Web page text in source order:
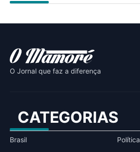
O Jornal que faz a diferença
CATEGORIAS
Brasil Política